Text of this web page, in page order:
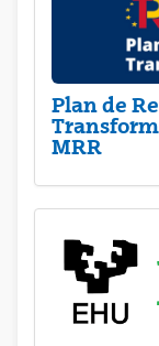
Plan de
MRR